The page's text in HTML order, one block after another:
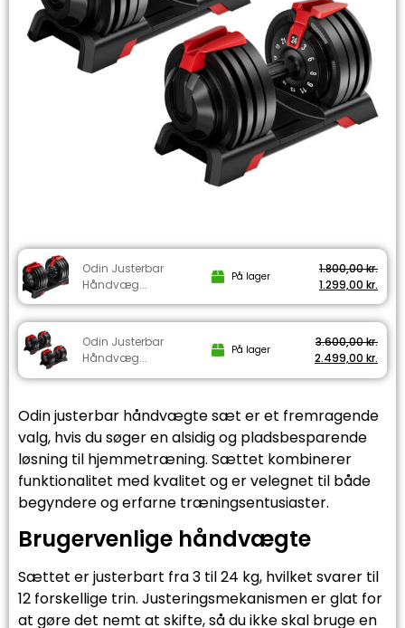
Odin Justerbar
Håndvæg...
På lager
1.800,00kr.
1.299,00 kr.
Odin Justerbar
Håndvæg...
På lager
3.600,00kr.
2.499,00 kr.
Odin justerbar håndvægte sæt er et fremragende
valg, hvis du søger en alsidig og pladsbesparende
løsning til hjemmetræning. Sættet kombinerer
funktionalitet med kvalitet og er velegnet til både
begyndere og erfarne træningsentusiaster.
Brugervenlige håndvægte
Sættet er justerbart fra 3 til 24 kg, hvilket svarer til
12 forskellige trin. Justeringsmekanismen er glat for
at gøre det nemt at skifte, så du ikke skal bruge en